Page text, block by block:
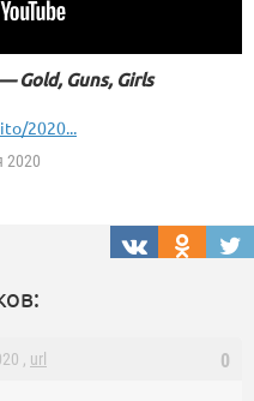
Gold, Guns, Girls
2020...
2020
0
, url